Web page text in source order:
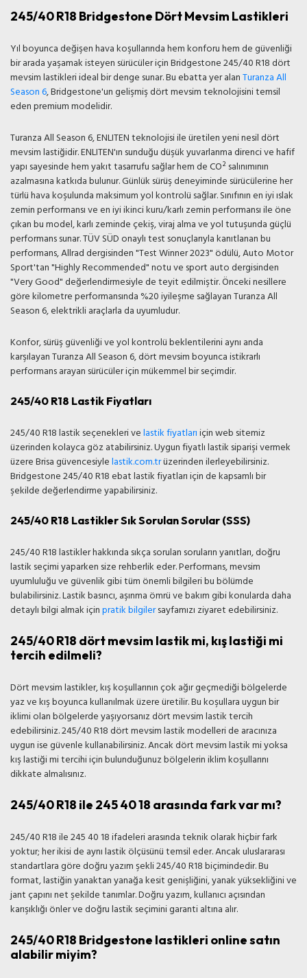
245/40 R18 Bridgestone Dört Mevsim Lastikleri
Yıl boyunca değişen hava koşullarında hem konforu hem de güvenliği
bir arada yaşamak isteyen sürücüler için Bridgestone 245/40 R18 dört
mevsim lastikleri ideal bir denge sunar. Bu ebatta yer alanTuranza All
Season 6, Bridgestone'un gelişmiş dört mevsim teknolojisini temsil
eden premium modelidir.
Turanza All Season 6, ENLITEN teknolojisi ile üretilen yeni nesil dört
mevsim lastiğidir. ENLITEN'ın sunduğu düşük yuvarlanma direnci ve hafif
yapı sayesinde hem yakıt tasarrufu sağlar hem de CO² salınımının
azalmasına katkıda bulunur. Günlük sürüş deneyiminde sürücülerine her
türlü hava koşulunda maksimum yol kontrolü sağlar. Sınıfının en iyi ıslak
zemin performansı ve en iyi ikinci kuru/karlı zemin performansı ile öne
çıkan bu model, karlı zeminde çekiş, viraj alma ve yol tutuşunda güçlü
performans sunar. TÜV SÜD onaylı test sonuçlarıyla kanıtlanan bu
performans, Allrad dergisinden "Test Winner 2023" ödülü, Auto Motor
Sport'tan "Highly Recommended" notu ve sport auto dergisinden
"Very Good" değerlendirmesiyle de teyit edilmiştir. Önceki nesillere
göre kilometre performansında %20 iyileşme sağlayan Turanza All
Season 6, elektrikli araçlarla da uyumludur.
Konfor, sürüş güvenliği ve yol kontrolü beklentilerini aynı anda
karşılayan Turanza All Season 6, dört mevsim boyunca istikrarlı
performans arayan sürücüler için mükemmel bir seçimdir.
245/40 R18 Lastik Fiyatları
245/40 R18 lastik seçenekleri velastik fiyatlarıiçin web sitemiz
üzerinden kolayca göz atabilirsiniz. Uygun fiyatlı lastik siparişi vermek
üzere Brisa güvencesiylelastik.com.trüzerinden ilerleyebilirsiniz.
Bridgestone 245/40 R18 ebat lastik fiyatları için de kapsamlı bir
şekilde değerlendirme yapabilirsiniz.
245/40 R18 Lastikler Sık Sorulan Sorular (SSS)
245/40 R18 lastikler hakkında sıkça sorulan soruların yanıtları, doğru
lastik seçimi yaparken size rehberlik eder. Performans, mevsim
uyumluluğu ve güvenlik gibi tüm önemli bilgileri bu bölümde
bulabilirsiniz. Lastik basıncı, aşınma ömrü ve bakım gibi konularda daha
detaylı bilgi almak içinpratik bilgilersayfamızı ziyaret edebilirsiniz.
245/40 R18 dört mevsim lastik mi, kış lastiği mi
tercih edilmeli?
Dört mevsim lastikler, kış koşullarının çok ağır geçmediği bölgelerde
yaz ve kış boyunca kullanılmak üzere üretilir. Bu koşullara uygun bir
iklimi olan bölgelerde yaşıyorsanız dört mevsim lastik tercih
edebilirsiniz. 245/40 R18 dört mevsim lastik modelleri de aracınıza
uygun ise güvenle kullanabilirsiniz. Ancak dört mevsim lastik mi yoksa
kış lastiği mi tercihi için bulunduğunuz bölgelerin iklim koşullarını
dikkate almalısınız.
245/40 R18 ile 245 40 18 arasında fark var mı?
245/40 R18 ile 245 40 18 ifadeleri arasında teknik olarak hiçbir fark
yoktur; her ikisi de aynı lastik ölçüsünü temsil eder. Ancak uluslararası
standartlara göre doğru yazım şekli 245/40 R18 biçimindedir. Bu
format, lastiğin yanaktan yanağa kesit genişliğini, yanak yüksekliğini ve
jant çapını net şekilde tanımlar. Doğru yazım, kullanıcı açısından
karışıklığı önler ve doğru lastik seçimini garanti altına alır.
245/40 R18 Bridgestone lastikleri online satın
alabilir miyim?